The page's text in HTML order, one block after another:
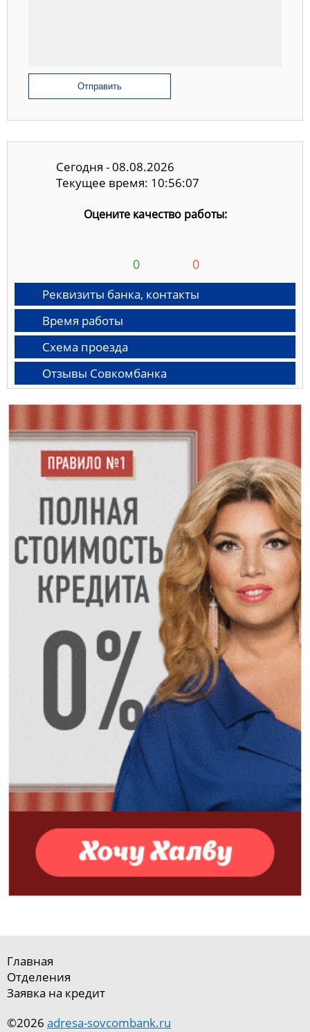
Отправить
Сегодня - 08.08.2026
Текущее время: 10:56:08
Оцените качество работы:
0 0
Реквизиты банка, контакты
Время работы
Схема проезда
Отзывы Совкомбанка
Главная
Отделения
Заявка на кредит
©2026 adresa-sovcombank.ru